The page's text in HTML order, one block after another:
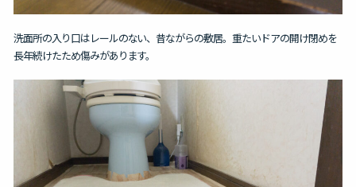
洗面所の入り口はレールのない、昔ながらの敷居。重たいドアの開け閉めを
長年続けたため傷みがあります。